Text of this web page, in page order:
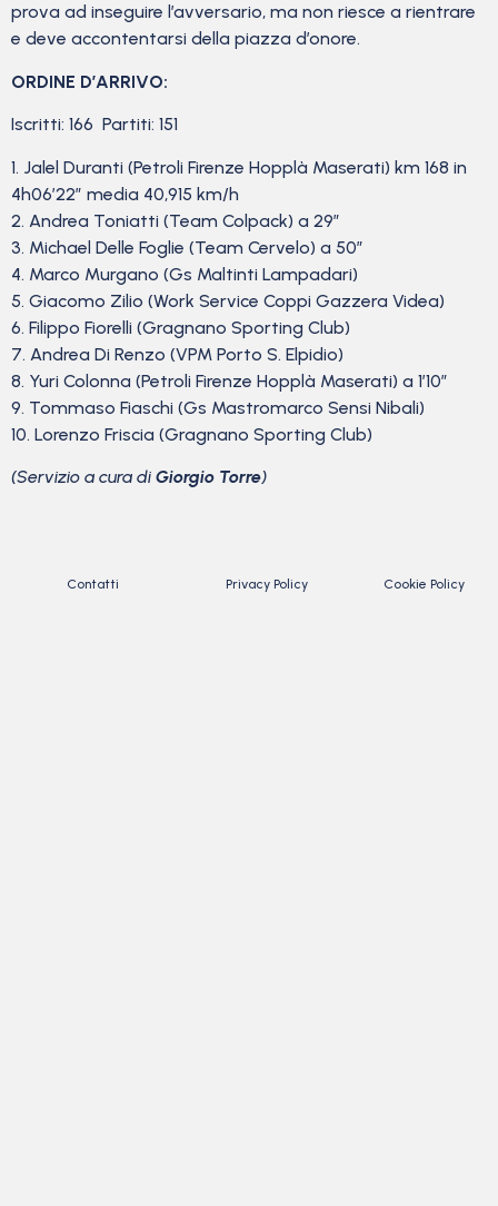
prova ad inseguire l’avversario, ma non riesce a rientrare
e deve accontentarsi della piazza d’onore.
ORDINE D’ARRIVO:
Iscritti: 166 Partiti: 151
1. Jalel Duranti (Petroli Firenze Hopplà Maserati) km 168 in
4h06’22” media 40,915 km/h
2. Andrea Toniatti (Team Colpack) a 29″
3. Michael Delle Foglie (Team Cervelo) a 50″
4. Marco Murgano (Gs Maltinti Lampadari)
5. Giacomo Zilio (Work Service Coppi Gazzera Videa)
6. Filippo Fiorelli (Gragnano Sporting Club)
7. Andrea Di Renzo (VPM Porto S. Elpidio)
8. Yuri Colonna (Petroli Firenze Hopplà Maserati) a 1’10”
9. Tommaso Fiaschi (Gs Mastromarco Sensi Nibali)
10. Lorenzo Friscia (Gragnano Sporting Club)
(Servizio a cura di Giorgio Torre)
Contatti Privacy Policy Cookie Policy